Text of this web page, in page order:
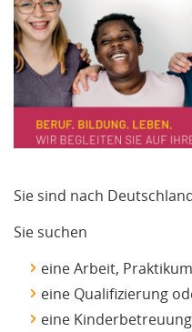
Sie sind nach
Sie suchen
eine Arbeit,
eine Qualifizierung
eine